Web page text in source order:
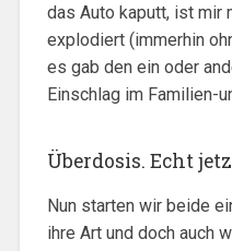
das Auto kaputt, ist mir
explodiert (immerhin
es gab den ein oder
Einschlag im Familien-
Überdosis. Echt
Nun starten wir beide
ihre Art und doch auch